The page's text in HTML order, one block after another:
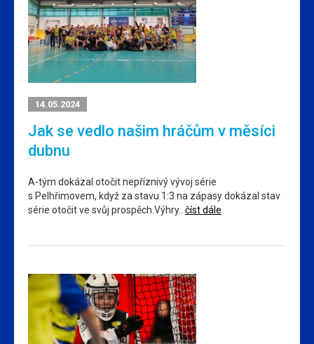
14.05.2024
Jak se vedlo našim hráčům v měsíci
dubnu
A-tým dokázal otočit nepříznivý vývoj série
s Pelhřimovem, když za stavu 1:3 na zápasy dokázal stav
série otočit ve svůj prospěch.Výhry.. číst dále